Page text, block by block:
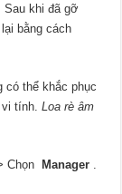
Sau khi đã gỡ
bằng cách
có thể khắc phục
vi tính.Loa rè âm
ChọnManager